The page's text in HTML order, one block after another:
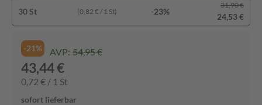
30 St (0,82 € / 1 St) -23%
31,90 €
24,53 €
-21% AVP: 54,95 €
43,44 €
0,72 € / 1 St
sofort lieferbar